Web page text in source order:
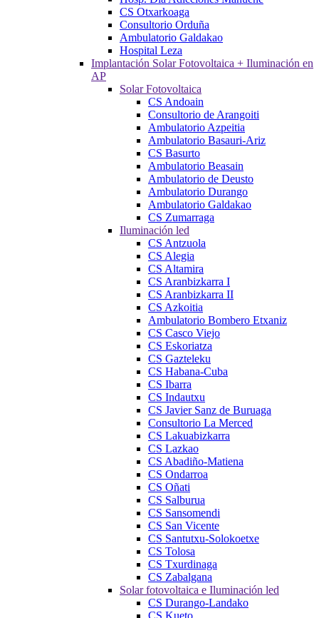
CS Otxarkoaga
Consultorio Orduña
Ambulatorio Galdakao
Hospital Leza
Implantación Solar Fotovoltaica + Iluminación en
AP
Solar Fotovoltaica
CS Andoain
Consultorio de Arangoiti
Ambulatorio Azpeitia
Ambulatorio Basauri-Ariz
CS Basurto
Ambulatorio Beasain
Ambulatorio de Deusto
Ambulatorio Durango
Ambulatorio Galdakao
CS Zumarraga
Iluminación led
CS Antzuola
CS Alegia
CS Altamira
CS Aranbizkarra I
CS Aranbizkarra II
CS Azkoitia
Ambulatorio Bombero Etxaniz
CS Casco Viejo
CS Eskoriatza
CS Gazteleku
CS Habana-Cuba
CS Ibarra
CS Indautxu
CS Javier Sanz de Buruaga
Consultorio La Merced
CS Lakuabizkarra
CS Lazkao
CS Abadiño-Matiena
CS Ondarroa
CS Oñati
CS Salburua
CS Sansomendi
CS San Vicente
CS Santutxu-Solokoetxe
CS Tolosa
CS Txurdinaga
CS Zabalgana
Solar fotovoltaica e Iluminación led
CS Durango-Landako